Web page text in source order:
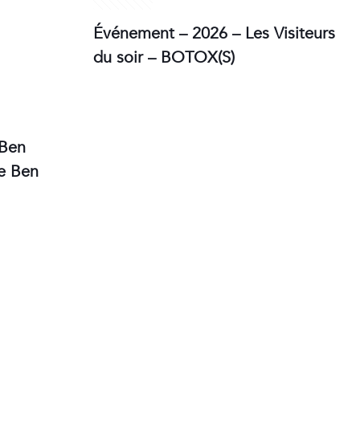
Événement – 2026 – Les Visiteurs
du soir – BOTOX(S)
Ben